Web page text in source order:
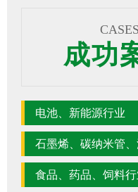
CASES
成功
电池、新能源行业
石墨烯、碳纳米管
食品、药品、饲料行